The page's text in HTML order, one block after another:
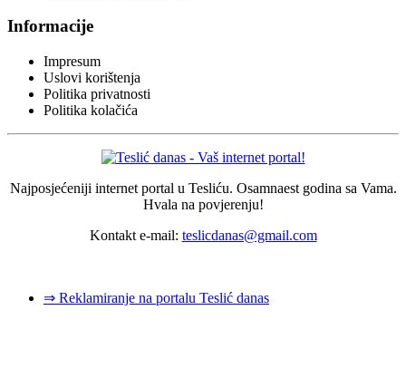
Informacije
Impresum
Uslovi korištenja
Politika privatnosti
Politika kolačića
Najposjećeniji internet portal u Tesliću. Osamnaest godina sa Vama.
Hvala na povjerenju!
Kontakt e-mail: teslicdanas@gmail.com
⇒ Reklamiranje na portalu Teslić danas